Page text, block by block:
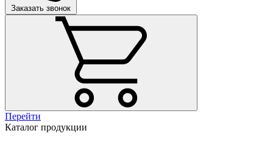
Заказать звонок
Перейти
Каталог продукции